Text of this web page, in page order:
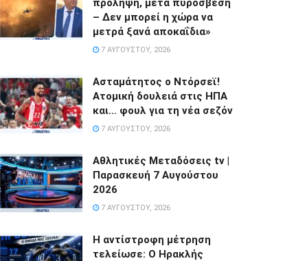
πρόληψη, μετά πυρόσβεση
– Δεν μπορεί η χώρα να
μετρά ξανά αποκαΐδια»
7 ΑΥΓΟΎΣΤΟΥ, 2026
Ασταμάτητος ο Ντόρσεϊ!
Ατομική δουλειά στις ΗΠΑ
και… φουλ για τη νέα σεζόν
7 ΑΥΓΟΎΣΤΟΥ, 2026
Αθλητικές Μεταδόσεις tv |
Παρασκευή 7 Αυγούστου
2026
7 ΑΥΓΟΎΣΤΟΥ, 2026
Η αντίστροφη μέτρηση
τελείωσε: Ο Ηρακλής